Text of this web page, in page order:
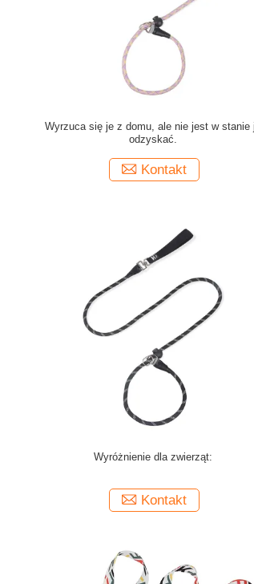
Wyrzuca się je z domu, ale nie jest w stanie
odzyskać.
Kontakt
Wyróżnienie dla zwierząt:
Kontakt